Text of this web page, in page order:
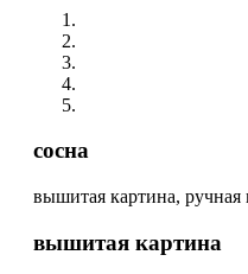
сосна
вышитая картина,
вышитая картина